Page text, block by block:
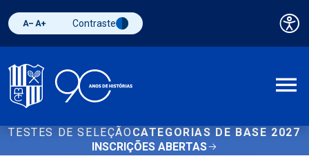
Diminuir fonte
Aumentar fonteAlternar contraste
Contraste
TESTES DE SELEÇÃO CATEGORIAS DE BASE 2027
INSCRIÇÕES ABERTAS